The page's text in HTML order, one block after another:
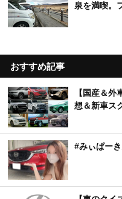
泉を満喫。
おすすめ記事
【国産＆
想＆新車ス
#みぃぱー